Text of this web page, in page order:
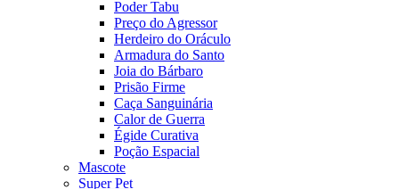
Poder Tabu
Preço do Agressor
Herdeiro do Oráculo
Armadura do Santo
Joia do Bárbaro
Prisão Firme
Caça Sanguinária
Calor de Guerra
Égide Curativa
Poção Espacial
Mascote
Super Pet